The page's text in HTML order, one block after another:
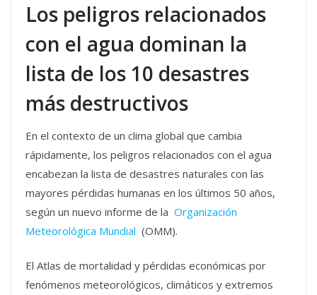
Los peligros relacionados
con el agua dominan la
lista de los 10 desastres
más destructivos
En el contexto de un clima global que cambia
rápidamente, los peligros relacionados con el agua
encabezan la lista de desastres naturales con las
mayores pérdidas humanas en los últimos 50 años,
según un nuevo informe de la Organización
Meteorológica Mundial (OMM).
El Atlas de mortalidad y pérdidas económicas por
fenómenos meteorológicos, climáticos y extremos